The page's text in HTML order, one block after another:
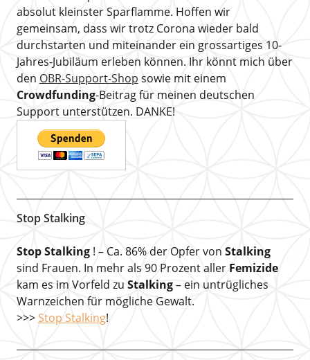
absolut kleinster Sparflamme. Hoffen wir
gemeinsam, dass wir trotz Corona wieder bald
durchstarten und miteinander ein grossartiges 10-
Jahres-Jubiläum erleben können. Ihr könnt mich über
den OBR-Support-Shop sowie mit einem
Crowdfunding-Beitrag für meinen deutschen
Support unterstützen. DANKE!
Stop Stalking
Stop Stalking! – Ca. 86% der Opfer von Stalking
sind Frauen. In mehr als 90 Prozent aller Femizide
kam es im Vorfeld zu Stalking– ein untrügliches
Warnzeichen für mögliche Gewalt.
>>> Stop Stalking!